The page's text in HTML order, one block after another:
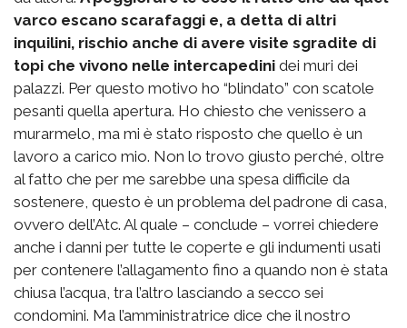
varco escano scarafaggi e, a detta di altri
inquilini, rischio anche di avere visite sgradite di
topi che vivono nelle intercapedini dei muri dei
palazzi. Per questo motivo ho “blindato” con scatole
pesanti quella apertura. Ho chiesto che venissero a
murarmelo, ma mi è stato risposto che quello è un
lavoro a carico mio. Non lo trovo giusto perché, oltre
al fatto che per me sarebbe una spesa difficile da
sostenere, questo è un problema del padrone di casa,
ovvero dell’Atc. Al quale – conclude – vorrei chiedere
anche i danni per tutte le coperte e gli indumenti usati
per contenere l’allagamento fino a quando non è stata
chiusa l’acqua, tra l’altro lasciando a secco sei
condomini. Ma l’amministratrice dice che il nostro